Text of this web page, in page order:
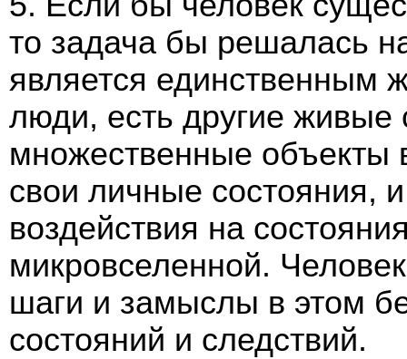
то задача бы решалась
является единственным
люди, есть другие живые
множественные объекты
свои личные состояния,
воздействия на
микровселенной.
шаги и замыслы в этом
состояний и следствий.